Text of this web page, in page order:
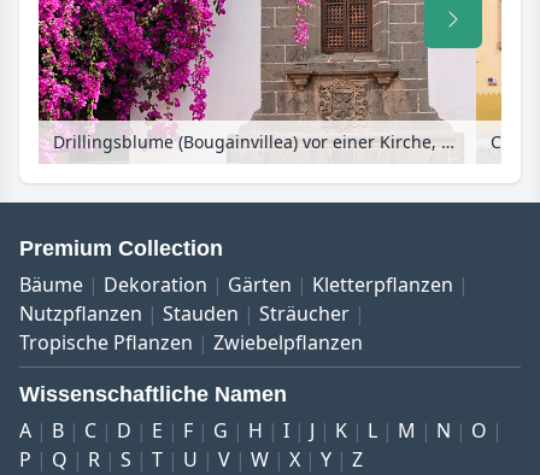
Drillingsblume (Bougainvillea) vor einer Kirche, Las Palmas, Gran Canaria, Spanien
Premium Collection
Bäume Dekoration Gärten
Kletterpflanzen
Nutzpflanzen
Stauden
Sträucher
Tropische Pflanzen
Zwiebelpflanzen
Wissenschaftliche Namen
A B C D E F G H I J K L M N
O
P
Q R S T U V W X Y Z